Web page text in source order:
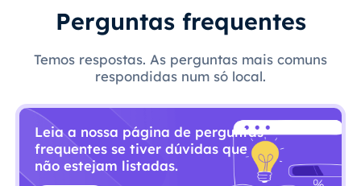
Perguntas frequentes
Temos respostas. As perguntas mais comuns
respondidas num só local.
Leia a nossa página de perguntas
frequentes se tiver dúvidas que
não estejam listadas.